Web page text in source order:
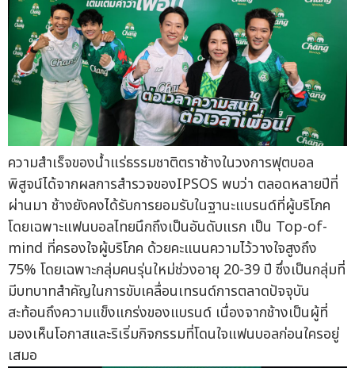
ความสำเร็จของน้ำแร่ธรรมชาติตราช้างในวงการฟุตบอล
พิสูจน์ได้จากผลการสำรวจของIPSOS พบว่า ตลอดหลายปีที่
ผ่านมา ช้างยังคงได้รับการยอมรับในฐานะแบรนด์ที่ผู้บริโภค
โดยเฉพาะแฟนบอลไทยนึกถึงเป็นอันดับแรก เป็น Top-of-
mind ที่ครองใจผู้บริโภค ด้วยคะแนนความไว้วางใจสูงถึง
75% โดยเฉพาะกลุ่มคนรุ่นใหม่ช่วงอายุ 20-39 ปี ซึ่งเป็นกลุ่มที่
มีบทบาทสำคัญในการขับเคลื่อนเทรนด์การตลาดปัจจุบัน
สะท้อนถึงความแข็งแกร่งของแบรนด์ เนื่องจากช้างเป็นผู้ที่
มองเห็นโอกาสและริเริ่มกิจกรรมที่โดนใจแฟนบอลก่อนใครอยู่
เสมอ